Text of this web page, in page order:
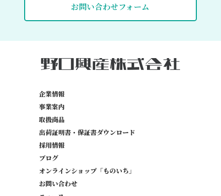
お問い合わせフォーム
企業情報
事業案内
取扱商品
出荷証明書・保証書ダウンロード
採用情報
ブログ
オンラインショップ「ものいち」
お問い合わせ